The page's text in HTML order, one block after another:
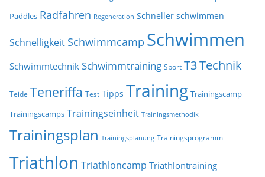
Paddles Radfahren Regeneration Schneller schwimmen
Schnelligkeit Schwimmcamp Schwimmen
Schwimmtechnik Schwimmtraining Sport T3Technik
Teide Teneriffa Test Tipps Training Trainingscamp
Trainingscamps Trainingseinheit Trainingsmethodik
Trainingsplan Trainingsplanung Trainingsprogramm
Triathlon Triathloncamp Triathlontraining